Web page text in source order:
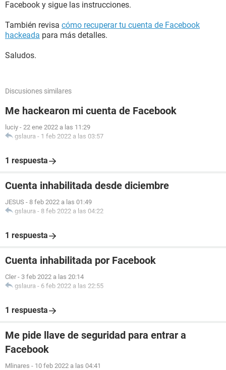
Facebook y sigue las instrucciones.
También revisa cómo recuperar tu cuenta de Facebook
hackeada para más detalles.
Saludos.
Discusiones similares
Me hackearon mi cuenta de Facebook
luciy - 22 ene 2022 a las 11:29
gslaura - 1 feb 2022 a las 03:57
1 respuesta
Cuenta inhabilitada desde diciembre
JESUS - 8 feb 2022 a las 01:49
gslaura - 8 feb 2022 a las 04:22
1 respuesta
Cuenta inhabilitada por Facebook
Cler - 3 feb 2022 a las 20:14
gslaura - 6 feb 2022 a las 22:55
1 respuesta
Me pide llave de seguridad para entrar a
Facebook
Mlinares - 10 feb 2022 a las 04:41